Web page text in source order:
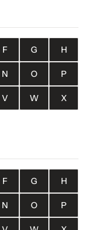
F G H
N O P
V W X
F G H
N O P